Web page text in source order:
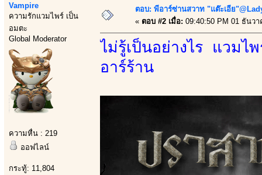
Vampire
ความรักแวมไพร์ เป็น
อมตะ
Global Moderator
ความหื่น : 219
ออฟไลน์
กระทู้: 11,804
ตอบ: พีอาร์ซ่านสวาท "แต๊ะเอีย
« ตอบ #2 เมื่อ: 09:40:50 PM 01 ธันว
ไม่รู้เป็นอย่างไร แวมไ
อาร์ร้าน